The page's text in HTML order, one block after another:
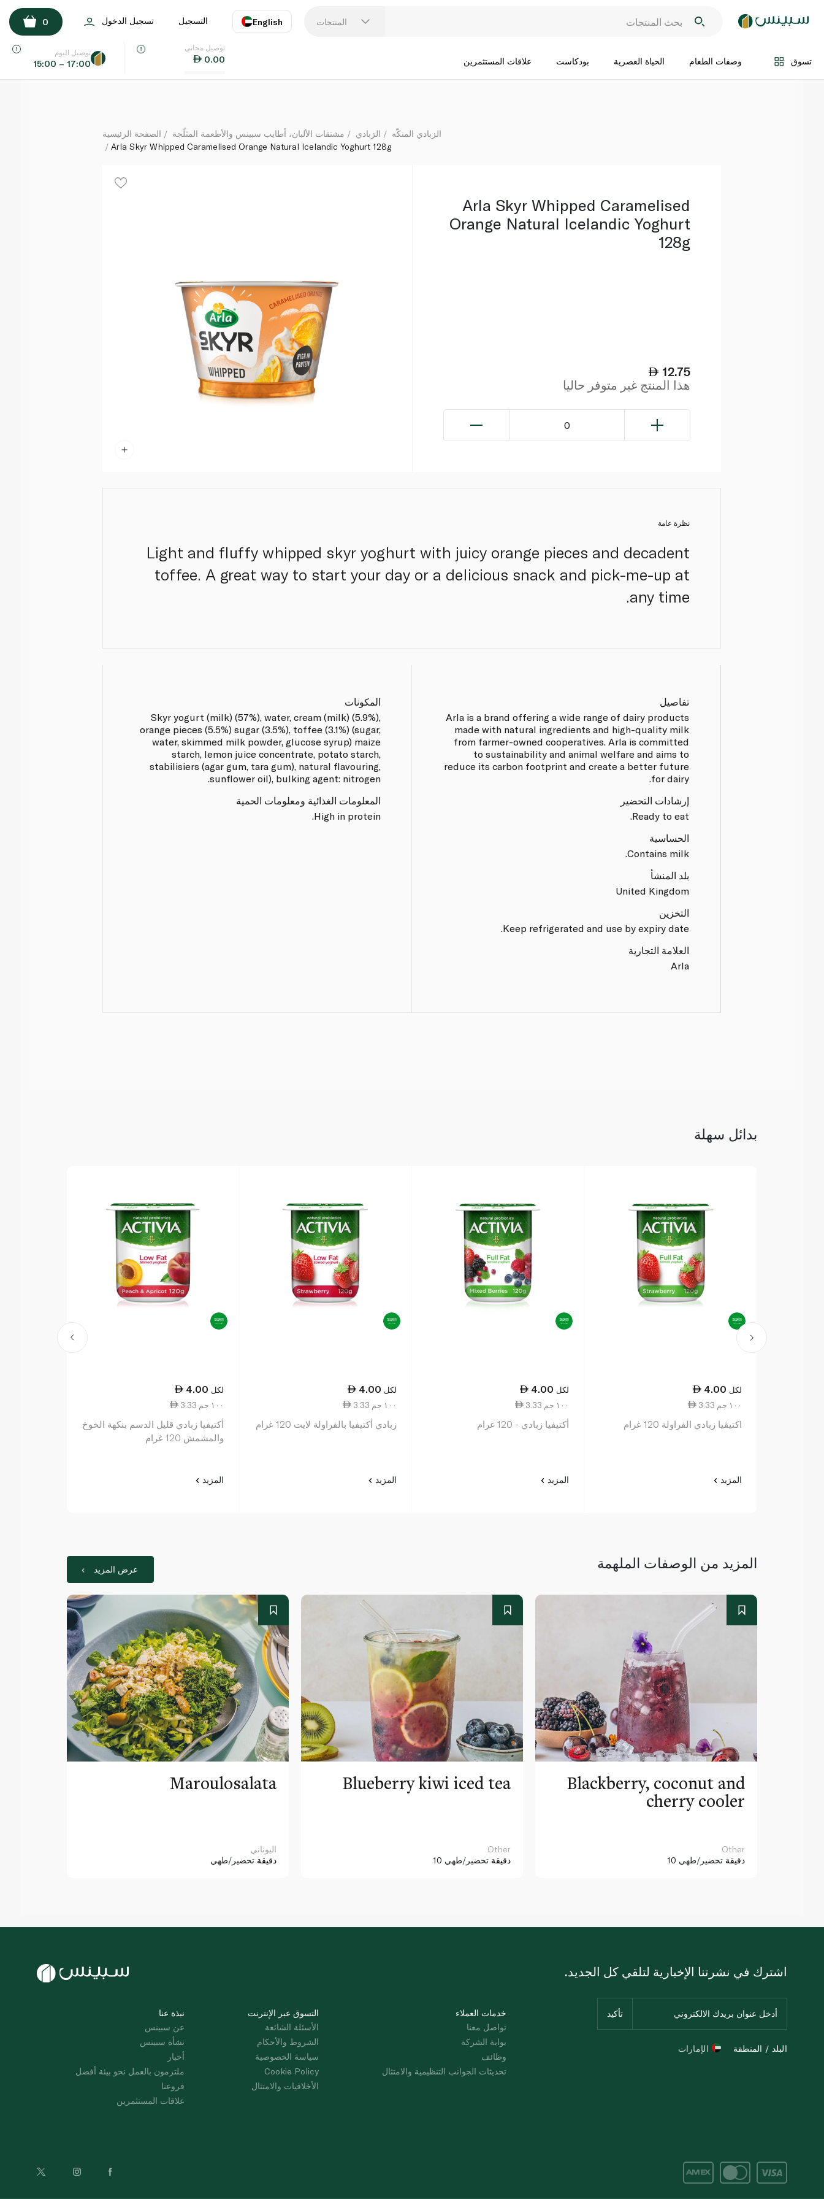
المنتجات English
اللغة
التسجيل تسجيل الدخول 0
تسوق وصفات الطعام الحياة العصرية بودكاست علاقات المستثمرين
توصيل مجاني
0.00
توصيل اليوم
15:00 – 17:00
Arla Skyr Whipped Caramelised Orange Natural Icelandic Yoghurt 128g
اضف الى السلة
الصفحة الرئيسية مشتقات الألبان، أطايب سبينس والأطعمة المثلّجة الزبادي
الزبادي المنكّه
Arla Skyr Whipped Caramelised Orange Natural Icelandic Yoghurt 128g
Arla Skyr Whipped Caramelised
Orange Natural Icelandic Yoghurt
128g
12.75
هذا المنتج غير متوفر حاليا
0
نظرة عامة
Light and fluffy whipped skyr yoghurt with juicy orange pieces and decadent
toffee. A great way to start your day or a delicious snack and pick-me-up at
any time.
تفاصيل
Arla is a brand offering a wide range of dairy products
made with natural ingredients and high-quality milk
from farmer-owned cooperatives. Arla is committed
to sustainability and animal welfare and aims to
reduce its carbon footprint and create a better future
for dairy.
إرشادات التحضير
Ready to eat.
الحساسية
Contains milk.
بلد المنشأ
United Kingdom
التخزين
Keep refrigerated and use by expiry date.
العلامة التجارية
Arla
المكونات
Skyr yogurt (milk) (57%), water, cream (milk) (5.9%),
orange pieces (5.5%) sugar (3.5%), toffee (3.1%) (sugar,
water, skimmed milk powder, glucose syrup) maize
starch, lemon juice concentrate, potato starch,
stabilisiers (agar gum, tara gum), natural flavouring,
sunflower oil), bulking agent: nitrogen.
المعلومات الغذائية ومعلومات الحمية
High in protein.
بدائل سهلة
4.00 لكل
3.33 ١٠٠ جم
اكتيڤيا زبادي الفراولة 120 غرام
المزيد
4.00 لكل
3.33 ١٠٠ جم
أكتيفيا زبادي - 120 غرام
المزيد
4.00 لكل
3.33 ١٠٠ جم
زبادي أكتيفيا بالفراولة لايت 120 غرام
المزيد
4.00 لكل
3.33 ١٠٠ جم
أكتيفيا زبادي قليل الدسم بنكهة الخوخ
والمشمش 120 غرام
المزيد
المزيد من الوصفات الملهمة عرض المزيد
Maroulosalata
اليوناني
دقيقة تحضير/طهي
Blueberry kiwi iced tea
Other
10 دقيقة تحضير/طهي
Blackberry, coconut and
cherry cooler
Other
10 دقيقة تحضير/طهي
نبذة عنا
عن سبينس
نشأة سبينس
أخبار
ملتزمون بالعمل نحو بيئة أفضل
فروعنا
علاقات المستثمرين
التسوق عبر الإنترنت
الأسئلة الشائعة
الشروط والأحكام
سياسة الخصوصية
Cookie Policy
الأخلاقيات والامتثال
خدمات العملاء
تواصل معنا
بوابة الشركة
وظائف
تحديثات الجوانب التنظيمية والامتثال
اشترك في نشرتنا الإخبارية لتلقي كل الجديد.
البلد / المنطقة الإمارات